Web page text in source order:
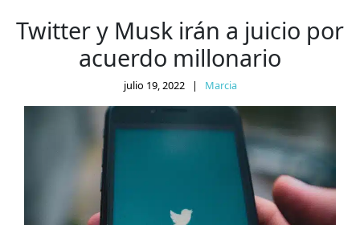
Twitter y Musk irán a juicio por
acuerdo millonario
julio 19, 2022 | Marcia